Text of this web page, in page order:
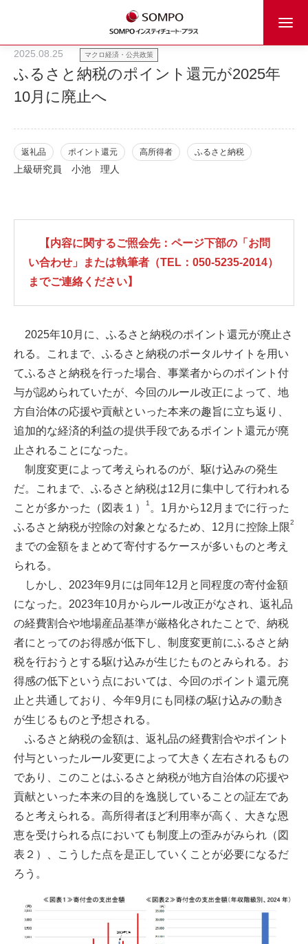
2025.08.25 マクロ経済・公共政策
ふるさと納税のポイント還元が2025年
10月に廃止へ
返礼品 ポイント還元 高所得者 ふるさと納税
上級研究員 小池 理人
【内容に関するご照会先：ページ下部の「お問
い合わせ」または執筆者（TEL：050-5235-2014）
までご連絡ください】
2025年10月に、ふるさと納税のポイント還元が廃止さ
れる。これまで、ふるさと納税のポータルサイトを用い
てふるさと納税を行った場合、事業者からのポイント付
与が認められていたが、今回のルール改正によって、地
方自治体の応援や貢献といった本来の趣旨に立ち返り、
追加的な経済的利益の提供手段であるポイント還元が廃
止されることになった。
制度変更によって考えられるのが、駆け込みの発生
だ。これまで、ふるさと納税は12月に集中して行われる
ことが多かった（図表１）
1 。1月から12月までに行った
ふるさと納税が控除の対象となるため、12月に控除上限2
までの金額をまとめて寄付するケースが多いものと考え
られる。
しかし、2023年9月には同年12月と同程度の寄付金額
になった。2023年10月からルール改正がなされ、返礼品
の経費割合や地場産品基準が厳格化されたことで、納税
者にとってのお得感が低下し、制度変更前にふるさと納
税を行おうとする駆け込みが生じたものとみられる。お
得感の低下という点においては、今回のポイント還元廃
止と共通しており、今年9月にも同様の駆け込みの動き
が生じるものと予想される。
ふるさと納税の金額は、返礼品の経費割合やポイント
付与といったルール変更によって大きく左右されるもの
であり、このことはふるさと納税が地方自治体の応援や
貢献といった本来の目的を逸脱していることの証左であ
ると考えられる。高所得者ほど利用率が高く、大きな恩
恵を受けられる点においても制度上の歪みがみられ（図
表２）、こうした点を是正していくことが必要になるだ
ろう。